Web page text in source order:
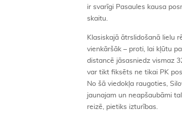
ir svarīgi Pasaules kausa
skaitu.
Klasiskajā ātrslidošanā lielu
vienkāršāk – proti, lai kļūtu
distancē jāsasniedz vismaz
var tikt fiksēts ne tikai PK
No šā viedokļa raugoties,
jaunajam un neapšaubāmi
reizē, pietiks izturības.